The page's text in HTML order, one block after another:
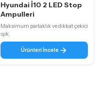
Hyundai İ10 2 LED Stop
Ampulleri
Maksimum parlaklık ve dikkat çekici
ışık.
Ürünleri İncele